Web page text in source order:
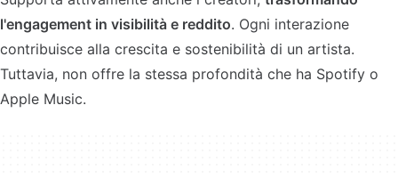
l'engagement in visibilità e reddito. Ogni interazione
contribuisce alla crescita e sostenibilità di un artista.
Tuttavia, non offre la stessa profondità che ha Spotify o
Apple Music.